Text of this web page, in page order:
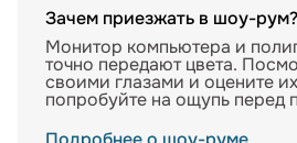
Зачем приезжать в шоу-рум?
Монитор компьютера и
точно передают цвета.
своими глазами и оцените
попробуйте на ощупь перед